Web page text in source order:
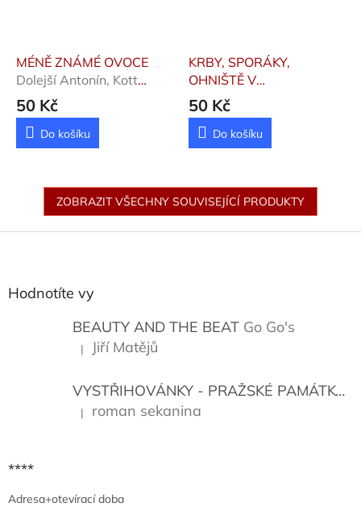
MÉNĚ ZNÁMÉ OVOCE
Dolejší Antonín, Kott
Vladimír, Šenk Lub
50 Kč
Do košíku
KRBY, SPORÁKY,
OHNIŠTĚ V
REKREAČNÍCH CHATÁCH
A CHALUPÁCH
Alex, Kadlecová Anna
50 Kč
Do košíku
ZOBRAZIT VŠECHNY SOUVISEJÍCÍ PRODUKTY
Hodnotíte vy
BEAUTY AND THE BEAT Go Go's
Hodnocení produktu je 5 z 5 hvězdiček.
| Jiří Matějů
VYSTŘIHOVÁNKY - PRAŽSKÉ PAMÁTKY
Hodnocení produktu je 5 z 5 hvězdiček.
| roman sekanina
****
Adresa+otevírací doba